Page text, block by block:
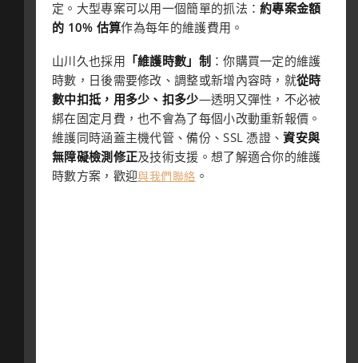
定。大型專案可以用一個簡單的抓法：約專案金額
的 10% 估算作為每年的維護費用。
山川久也採用 「維護時數」制 ：你購買一定的維護
時數，日後需要修改、調整或新增內容時，就從時
數中扣抵，用多少、扣多少—透明又彈性，不必被
綁在固定月費，也不會為了每個小改動重新報價。
維護同時涵蓋主機代管、備份、SSL 憑證、資安與
無障礙檢測修正及技術支援。想了解適合你的維護
時數方案，歡迎與我們聯絡 。